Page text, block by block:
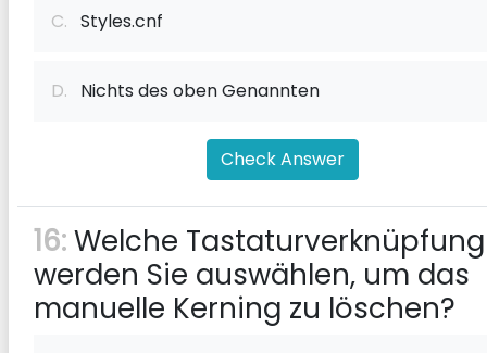
C. Styles.cnf
D. Nichts des oben Genannten
Check Answer
16:Welche Tastaturverknüpfung
werden Sie auswählen, um das
manuelle Kerning zu löschen?